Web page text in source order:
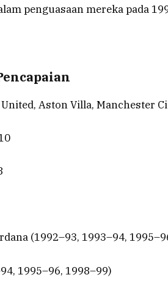
penguasaan mereka pada
Aston Villa, Manchester
(1992–93, 1993–94,
1995–96, 1998–99)